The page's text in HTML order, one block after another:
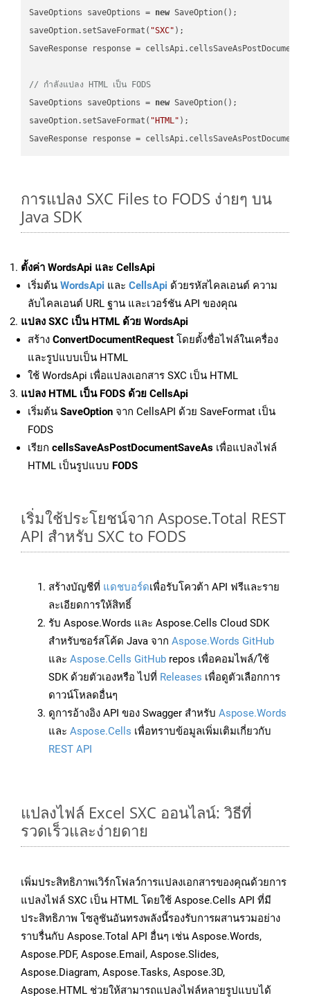
SaveOptions saveOptions = new SaveOption();
saveOption.setSaveFormat( "SXC" );
SaveResponse response =
// กำลังแปลง HTML เป็น FODS
SaveOptions saveOptions = new SaveOption();
saveOption.setSaveFormat( "HTML" );
SaveResponse response =
การแปลง SXC Files to FODS ง่ายๆ บน
Java SDK
ตั้งค่า WordsApi และ CellsApi
เริ่มต้น WordsApi และ CellsApi ด้วยรหัสไคลเอนต์ ความ
ลับไคลเอนต์ URL ฐาน และเวอร์ชัน API ของคุณ
แปลง SXC เป็น HTML ด้วย WordsApi
สร้าง ConvertDocumentRequest โดยตั้งชื่อไฟล์ในเครื่อง
และรูปแบบเป็น HTML
ใช้ WordsApi เพื่อแปลงเอกสาร SXC เป็น HTML
แปลง HTML เป็น FODS ด้วย CellsApi
เริ่มต้น SaveOption จาก CellsAPI ด้วย SaveFormat เป็น
FODS
เรียก cellsSaveAsPostDocumentSaveAs เพื่อแปลงไฟล์
HTML เป็นรูปแบบ FODS
เริ่มใช้ประโยชน์จาก Aspose.Total REST
API สำหรับ SXC to FODS
สร้างบัญชีที่ แดชบอร์ดเพื่อรับโควต้า API ฟรีและราย
ละเอียดการให้สิทธิ์
รับ Aspose.Words และ Aspose.Cells Cloud SDK
สำหรับซอร์สโค้ด Java จาก Aspose.Words GitHub
และ Aspose.Cells GitHub repos เพื่อคอมไพล์/ใช้
SDK ด้วยตัวเองหรือ ไปที่ Releases เพื่อดูตัวเลือกการ
ดาวน์โหลดอื่นๆ
ดูการอ้างอิง API ของ Swagger สำหรับ Aspose.Words
และ Aspose.Cells เพื่อทราบข้อมูลเพิ่มเติมเกี่ยวกับ
REST API
แปลงไฟล์ Excel SXC ออนไลน์: วิธีที่
รวดเร็วและง่ายดาย
เพิ่มประสิทธิภาพเวิร์กโฟลว์การแปลงเอกสารของคุณด้วยการ
แปลงไฟล์ SXC เป็น HTML โดยใช้ Aspose.Cells API ที่มี
ประสิทธิภาพ โซลูชันอันทรงพลังนี้รองรับการผสานรวมอย่าง
ราบรื่นกับ Aspose.Total API อื่นๆ เช่น Aspose.Words,
Aspose.PDF, Aspose.Email, Aspose.Slides,
Aspose.Diagram, Aspose.Tasks, Aspose.3D,
Aspose.HTML ช่วยให้สามารถแปลงไฟล์หลายรูปแบบได้